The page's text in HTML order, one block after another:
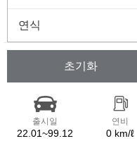
초기화
출시일
22.01~99.12
연비
0 km/ℓ